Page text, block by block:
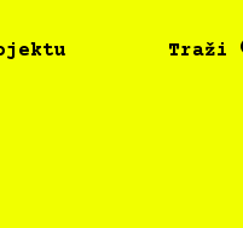
Traži